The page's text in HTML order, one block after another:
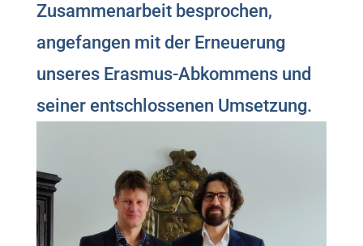
Zusammenarbeit besprochen,
angefangen mit der Erneuerung
unseres Erasmus-Abkommens und
seiner entschlossenen Umsetzung.